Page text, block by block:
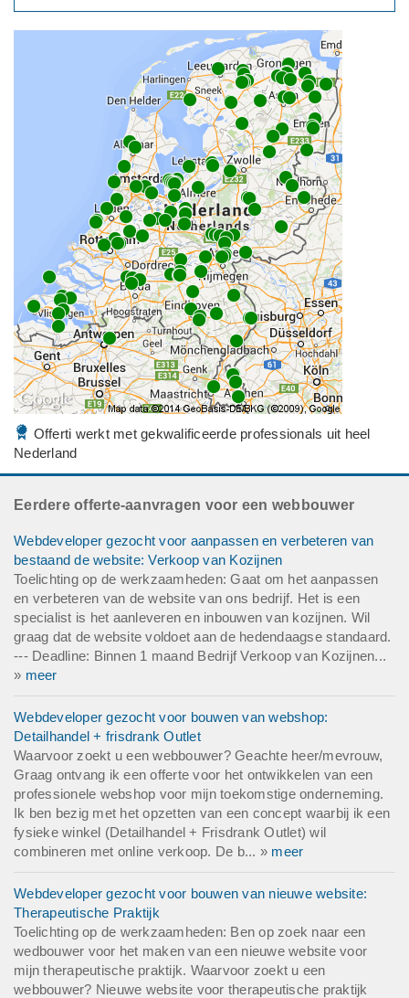
Offerti werkt met gekwalificeerde professionals uit heel
Nederland
Eerdere offerte-aanvragen voor een webbouwer
Webdeveloper gezocht voor aanpassen en verbeteren van
bestaand de website: Verkoop van Kozijnen
Toelichting op de werkzaamheden: Gaat om het aanpassen
en verbeteren van de website van ons bedrijf. Het is een
specialist is het aanleveren en inbouwen van kozijnen. Wil
graag dat de website voldoet aan de hedendaagse standaard.
--- Deadline: Binnen 1 maand Bedrijf Verkoop van Kozijnen...
» meer
Webdeveloper gezocht voor bouwen van webshop:
Detailhandel + frisdrank Outlet
Waarvoor zoekt u een webbouwer? Geachte heer/mevrouw,
Graag ontvang ik een offerte voor het ontwikkelen van een
professionele webshop voor mijn toekomstige onderneming.
Ik ben bezig met het opzetten van een concept waarbij ik een
fysieke winkel (Detailhandel + Frisdrank Outlet) wil
combineren met online verkoop. De b... » meer
Webdeveloper gezocht voor bouwen van nieuwe website:
Therapeutische Praktijk
Toelichting op de werkzaamheden: Ben op zoek naar een
wedbouwer voor het maken van een nieuwe website voor
mijn therapeutische praktijk. Waarvoor zoekt u een
webbouwer? Nieuwe website voor therapeutische praktijk